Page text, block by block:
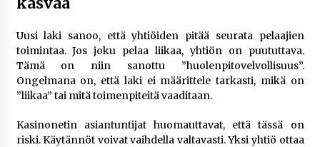
Uusi laki sanoo, että yhtiöiden pitää seurata pelaajien
toimintaa. Jos joku pelaa liikaa, yhtiön on puututtava.
Tämä on niin sanottu ”huolenpitovelvollisuus”.
Ongelmana on, että laki ei määrittele tarkasti, mikä on
”liikaa” tai mitä toimenpiteitä vaaditaan.
Kasinonetin asiantuntijat huomauttavat, että tässä on
riski. Käytännöt voivat vaihdella valtavasti. Yksi yhtiö ottaa